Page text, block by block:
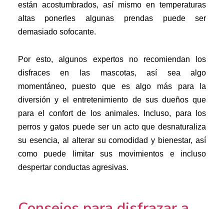
están acostumbrados, así mismo en temperaturas
altas ponerles algunas prendas puede ser
demasiado sofocante.
Por esto, algunos expertos no recomiendan los
disfraces en las mascotas, así sea algo
momentáneo, puesto que es algo más para la
diversión y el entretenimiento de sus dueños que
para el confort de los animales. Incluso, para los
perros y gatos puede ser un acto que desnaturaliza
su esencia, al alterar su comodidad y bienestar, así
como puede limitar sus movimientos e incluso
despertar conductas agresivas.